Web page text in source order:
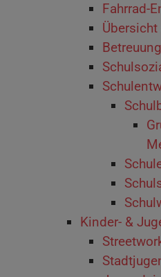
Fahrrad-
Übersicht
Kinder- &